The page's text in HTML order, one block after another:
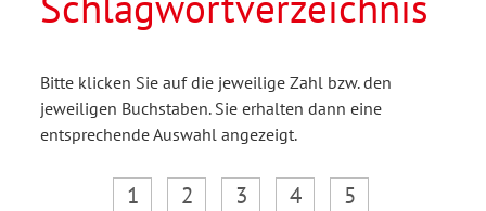
Bitte klicken Sie auf die jeweilige Zahl bzw. den
jeweiligen Buchstaben. Sie erhalten dann eine
entsprechende Auswahl angezeigt.
1 2 3 4
5